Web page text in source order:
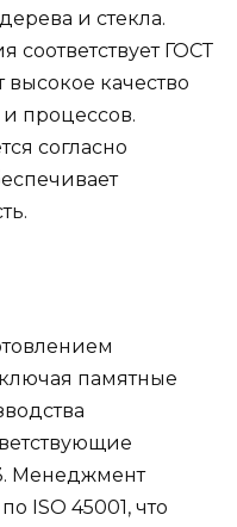
и стекла.
соответствует ГОСТ
высокое качество
процессов.
согласно
памятные
Менеджмент
ISO 45001, что